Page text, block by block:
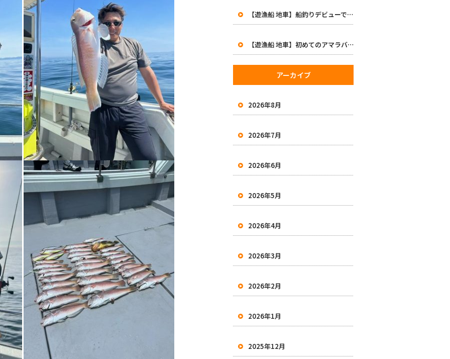
【遊漁船 地車】船釣りデビューで47cm！初めてのアマラバで大興奮の一日
【遊漁船 地車】初めてのアマラバで50オーバー2本！有田沖で良型白甘鯛をキャッチ
アーカイブ
2026年8月
2026年7月
2026年6月
2026年5月
2026年4月
2026年3月
2026年2月
2026年1月
2025年12月